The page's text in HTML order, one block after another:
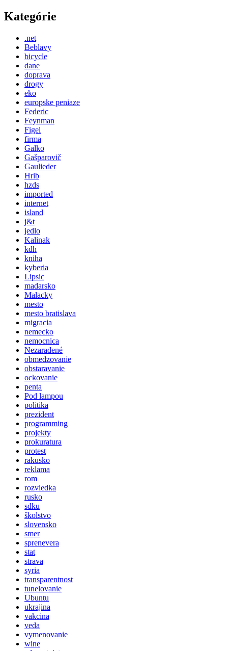
Kategórie
.net
Beblavy
bicycle
dane
doprava
drogy
eko
europske peniaze
Federic
Feynman
Figel
firma
Galko
Gašparovič
Gaulieder
Hrib
hzds
imported
internet
island
j&t
jedlo
Kalinak
kdh
kniha
kyberia
Lipsic
madarsko
Malacky
mesto
mesto bratislava
migracia
nemecko
nemocnica
Nezaradené
obmedzovanie
obstaravanie
ockovanie
penta
Pod lampou
politika
prezident
programming
projekty
prokuratura
protest
rakusko
reklama
rom
rozviedka
rusko
sdku
školstvo
slovensko
smer
sprenevera
stat
strava
syria
transparentnost
tunelovanie
Ubuntu
ukrajina
vakcina
veda
vymenovanie
wine